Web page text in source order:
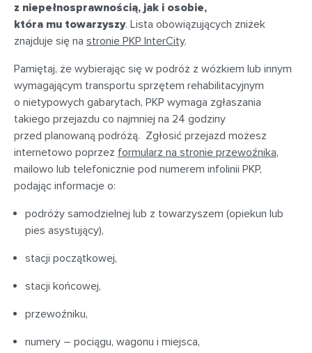
z niepełnosprawnością, jak i osobie,
która mu towarzyszy. Lista obowiązujących zniżek
znajduje się na stronie PKP InterCity.
Pamiętaj, że wybierając się w podróż z wózkiem lub innym
wymagającym transportu sprzętem rehabilitacyjnym
o nietypowych gabarytach, PKP wymaga zgłaszania
takiego przejazdu co najmniej na 24 godziny
przed planowaną podróżą. Zgłosić przejazd możesz
internetowo poprzez formularz na stronie przewoźnika,
mailowo lub telefonicznie pod numerem infolinii PKP,
podając informacje o:
podróży samodzielnej lub z towarzyszem (opiekun lub
pies asystujący),
stacji początkowej,
stacji końcowej,
przewoźniku,
numery – pociągu, wagonu i miejsca,